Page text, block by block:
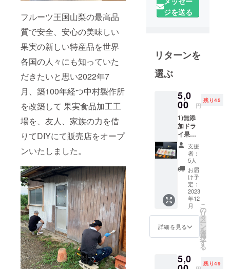
フルーツ王国山梨の最高品
質で安全、安心の美味しい
果実の新しい特産品を世界
各国の人々にも知っていた
だきたいと思い2022年7
月、築100年経つ中村製作所
を改築して 果実食品加工工
場を、友人、家族の力を借
りてDIYにて販売店をオープ
ンいたしました。
熱心に事業
からの信頼
を得て、 企
業とお客様
にしていけ
ればという
思いです。
その頭文字
をとりまし
て弊社は
CZEと名付
けました。
弊社は、代
表：中村和
チャー
企画・営業
責任者：小
ジを送る
リターンを
選ぶ
5,0
00 円
残り45
1)無添
加ドラ
イ果実
５種(葡
萄、
シャイ
ンマス
カッ
ト、
柿、
桃、す
もも)ギ
フト小
セット
＋次回
購入時
フ券1枚
※無添加
支援
者：
5人
お届
け予
定：
2023
年12
月
詳細を見る
こ
の
リ
タ
ー
ン
を
選
択
す
る
5,0 残り49